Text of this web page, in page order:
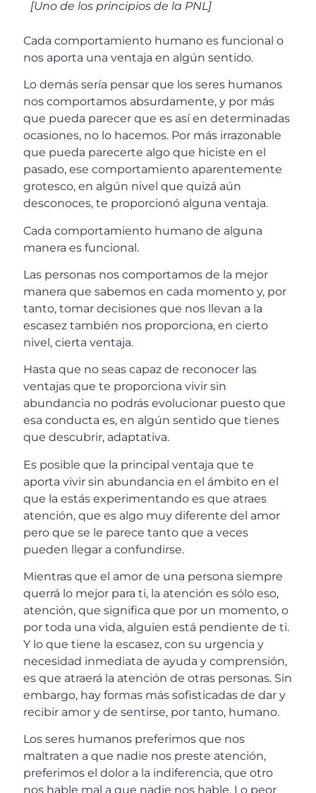
[Uno de los principios de la PNL]
Cada comportamiento humano es funcional o
nos aporta una ventaja en algún sentido.
Lo demás sería pensar que los seres humanos
nos comportamos absurdamente, y por más
que pueda parecer que es así en determinadas
ocasiones, no lo hacemos. Por más irrazonable
que pueda parecerte algo que hiciste en el
pasado, ese comportamiento aparentemente
grotesco, en algún nivel que quizá aún
desconoces, te proporcionó alguna ventaja.
Cada comportamiento humano de alguna
manera es funcional.
Las personas nos comportamos de la mejor
manera que sabemos en cada momento y, por
tanto, tomar decisiones que nos llevan a la
escasez también nos proporciona, en cierto
nivel, cierta ventaja.
Hasta que no seas capaz de reconocer las
ventajas que te proporciona vivir sin
abundancia no podrás evolucionar puesto que
esa conducta es, en algún sentido que tienes
que descubrir, adaptativa.
Es posible que la principal ventaja que te
aporta vivir sin abundancia en el ámbito en el
que la estás experimentando es que atraes
atención, que es algo muy diferente del amor
pero que se le parece tanto que a veces
pueden llegar a confundirse.
Mientras que el amor de una persona siempre
querrá lo mejor para ti, la atención es sólo eso,
atención, que significa que por un momento, o
por toda una vida, alguien está pendiente de ti.
Y lo que tiene la escasez, con su urgencia y
necesidad inmediata de ayuda y comprensión,
es que atraerá la atención de otras personas. Sin
embargo, hay formas más sofisticadas de dar y
recibir amor y de sentirse, por tanto, humano.
Los seres humanos preferimos que nos
maltraten a que nadie nos preste atención,
preferimos el dolor a la indiferencia, que otro
nos hable mal a que nadie nos hable. Lo peor